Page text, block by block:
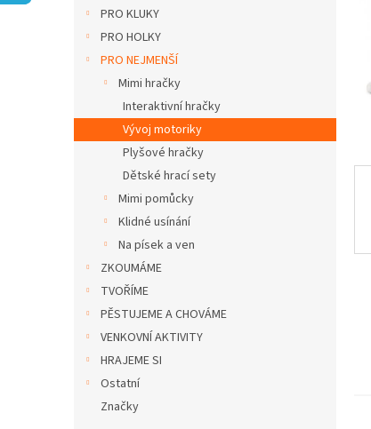
PRO KLUKY
PRO HOLKY
PRO NEJMENŠÍ
Mimi hračky
Interaktivní hračky
Vývoj motoriky
Plyšové hračky
Dětské hrací sety
Mimi pomůcky
Klidné usínání
Na písek a ven
ZKOUMÁME
TVOŘÍME
PĚSTUJEME A CHOVÁME
VENKOVNÍ AKTIVITY
HRAJEME SI
Ostatní
Značky